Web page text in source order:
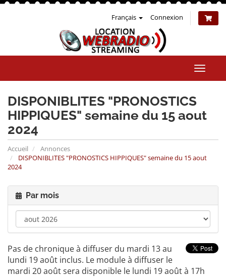
Français Connexion
la
DISPONIBLITES "PRONOSTICS
HIPPIQUES" semaine du 15 aout
2024
Accueil
Annonces
DISPONIBLITES "PRONOSTICS HIPPIQUES" semaine du 15 aout
2024
Par mois
Pas de chronique à diffuser du mardi 13 au
lundi 19 août inclus. Le module à diffuser le
mardi 20 août sera disponible le lundi 19 août à 17h